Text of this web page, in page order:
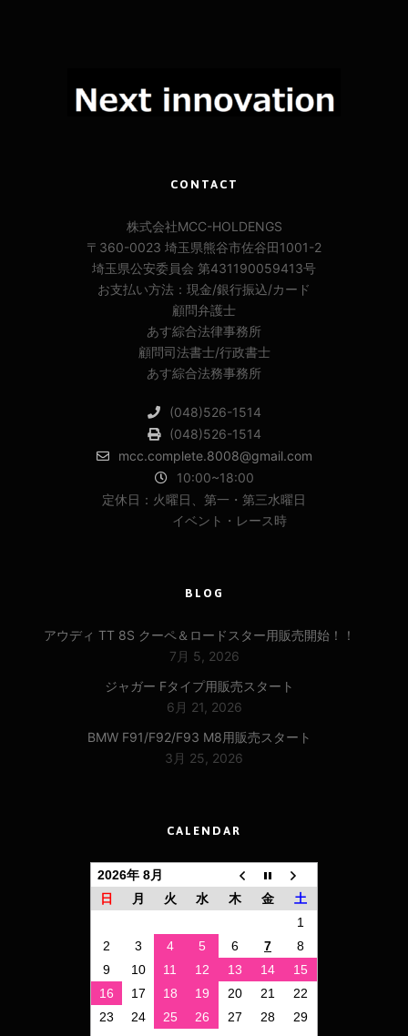
CONTACT
株式会社MCC-HOLDENGS
〒360-0023 埼玉県熊谷市佐谷田1001-2
埼玉県公安委員会 第431190059413号
お支払い方法：現金/銀行振込/カード
顧問弁護士
あす綜合法律事務所
顧問司法書士/行政書士
あす綜合法務事務所
(048)526-1514
(048)526-1514
mcc.complete.8008@gmail.com
10:00~18:00
定休日：火曜日、第一・第三水曜日
イベント・レース時
BLOG
アウディ TT 8S クーペ＆ロードスター用販売開始！！
7月 5, 2026
ジャガー Fタイプ用販売スタート
6月 21, 2026
BMW F91/F92/F93 M8用販売スタート
3月 25, 2026
CALENDAR
2026年 8月
日
月 火 水 木 金
土
1
2
3 4 5 6 7
8
9
10 11 12 13 14
15
16
17 18 19 20 21
22
23
24 25 26 27 28
29